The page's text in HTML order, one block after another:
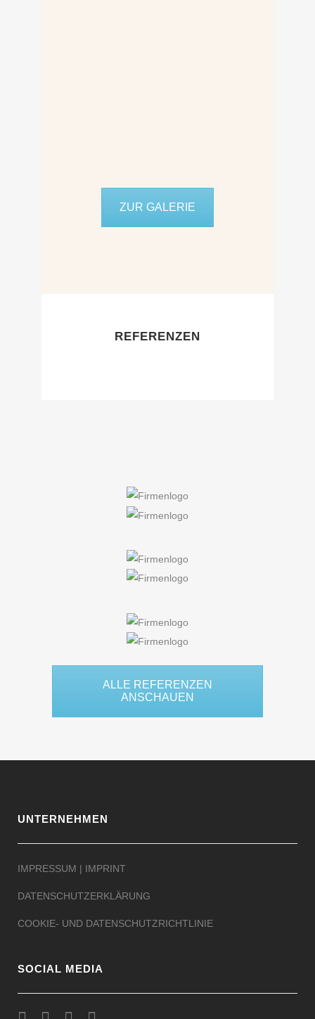
ZUR GALERIE
REFERENZEN
ALLE REFERENZEN
ANSCHAUEN
UNTERNEHMEN
IMPRESSUM | IMPRINT
DATENSCHUTZERKLÄRUNG
COOKIE- UND DATENSCHUTZRICHTLINIE
SOCIAL MEDIA